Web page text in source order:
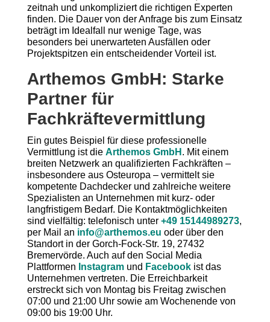
zeitnah und unkompliziert die richtigen Experten
finden. Die Dauer von der Anfrage bis zum Einsatz
beträgt im Idealfall nur wenige Tage, was
besonders bei unerwarteten Ausfällen oder
Projektspitzen ein entscheidender Vorteil ist.
Arthemos GmbH: Starke
Partner für
Fachkräftevermittlung
Ein gutes Beispiel für diese professionelle
Vermittlung ist die Arthemos GmbH . Mit einem
breiten Netzwerk an qualifizierten Fachkräften –
insbesondere aus Osteuropa – vermittelt sie
kompetente Dachdecker und zahlreiche weitere
Spezialisten an Unternehmen mit kurz- oder
langfristigem Bedarf. Die Kontaktmöglichkeiten
sind vielfältig: telefonisch unter +49 15144989273,
per Mail an info@arthemos.eu oder über den
Standort in der Gorch-Fock-Str. 19, 27432
Bremervörde. Auch auf den Social Media
Plattformen Instagramund Facebookist das
Unternehmen vertreten. Die Erreichbarkeit
erstreckt sich von Montag bis Freitag zwischen
07:00 und 21:00 Uhr sowie am Wochenende von
09:00 bis 19:00 Uhr.